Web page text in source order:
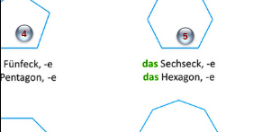
4 5